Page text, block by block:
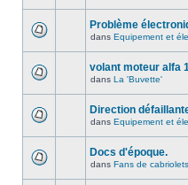
Problème
dans Equipement et
volant moteur alfa
dans La 'Buvette'
Direction
dans Equipement et
Docs d'époque.
dans Fans de